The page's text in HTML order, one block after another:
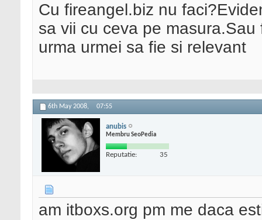
Cu fireangel.biz nu
sa vii cu ceva pe
urma urmei sa fie si relevant
6th May 2008, 07:55
anubis
Membru SeoPedia
Reputatie: 35
am itboxs.org pm me daca